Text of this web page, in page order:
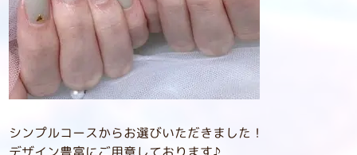
シンプルコースからお選びいただきました！